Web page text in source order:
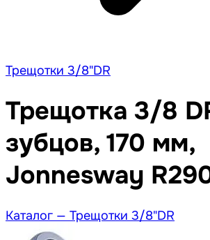
Трещотки 3/8"DR
Трещотка 3/8
зубцов, 170 мм,
Jonnesway
Каталог — Трещотки 3/8"DR